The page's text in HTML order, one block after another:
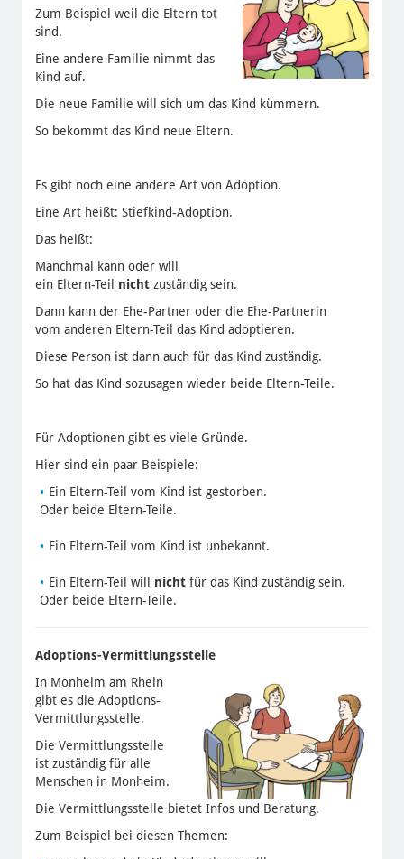
Zum Beispiel weil die Eltern tot
sind.
Eine andere Familie nimmt das
Kind auf.
Die neue Familie will sich um das Kind kümmern.
So bekommt das Kind neue Eltern.
Es gibt noch eine andere Art von Adoption.
Eine Art heißt: Stiefkind-Adoption.
Das heißt:
Manchmal kann oder will
ein Eltern-Teil nichtzuständig sein.
Dann kann der Ehe-Partner oder die Ehe-Partnerin
vom anderen Eltern-Teil das Kind adoptieren.
Diese Person ist dann auch für das Kind zuständig.
So hat das Kind sozusagen wieder beide Eltern-Teile.
Für Adoptionen gibt es viele Gründe.
Hier sind ein paar Beispiele:
Ein Eltern-Teil vom Kind ist gestorben.
Oder beide Eltern-Teile.
Ein Eltern-Teil vom Kind ist unbekannt.
Ein Eltern-Teil will nicht für das Kind zuständig sein.
Oder beide Eltern-Teile.
Adoptions-Vermittlungsstelle
In Monheim am Rhein
gibt es die Adoptions-
Vermittlungsstelle.
Die Vermittlungsstelle
ist zuständig für alle
Menschen in Monheim.
Die Vermittlungsstelle bietet Infos und Beratung.
Zum Beispiel bei diesen Themen: